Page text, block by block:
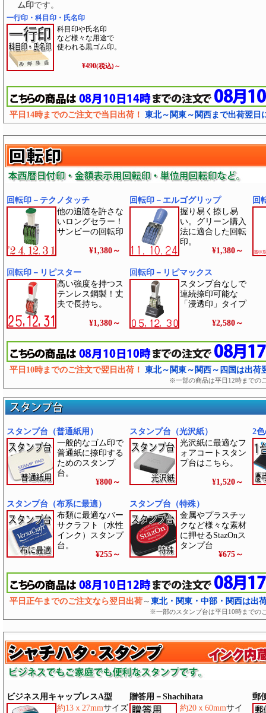
ム印です。
一行印・科目印・氏名印
科目印や氏名印
など様々な用途で
使われる黒ゴム印。
¥490(税込)～
平日14時までのご注文で当日出荷！ 東北～関東～関西まで出荷翌日
回転印－テクノタッチ
他の追随を許さな
いロングセラー！
サンビーの回転印
¥1,380 ～
回転印－エルゴグリップ
握り易く捺し易
い。グリーン購入
法に適合した回転
印。
¥1,380 ～
回
回転印－リピスター
高い強度を持つス
テンレス鋼製！丈
夫で長持ち。
¥1,380 ～
回転印－リピマックス
スタンプ台なしで
連続捺印可能な
「浸透印」タイプ
¥2,580 ～
平日10時までのご注文で翌日出荷！ 東北～関東～関西～四国は出荷
※一部の商品は平日12時までの
スタンプ台（普通紙用）
一般的なゴム印で
普通紙に捺印する
ためのスタンプ
台。
¥800 ～
スタンプ台（光沢紙）
光沢紙に最適なフ
ォアコートスタン
プ台はこちら。
¥1,520 ～
2
スタンプ台（布系に最適）
布類に最適なバー
サクラフト（水性
インク）スタンプ
台。
¥255 ～
スタンプ台（特殊）
金属やプラスチッ
クなど様々な素材
に押せるStazOnス
タンプ台
¥675 ～
平日正午までのご注文なら翌日出荷 ～ 東北・関東・中部・関西は出
※一部のスタンプ台は平日10時までの
ビジネス用キャップレスA型
約13ｘ27mmサイズ
贈答用－Shachihata
約20ｘ60mmサイ
郵